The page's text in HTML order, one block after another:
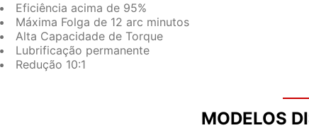
Eficiência acima de 95%
Máxima Folga de 12 arc minutos
Alta Capacidade de Torque
Lubrificação permanente
Redução 10:1
MODELOS